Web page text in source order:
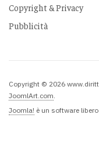
Copyright & Privacy
Pubblicità
Copyright © 2026
JoomlArt.com
Joomla! è un software